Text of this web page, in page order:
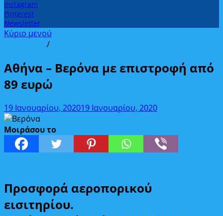
Instagram
Pinterest
Newsletter
Κύριο μενού
/
Αθήνα – Βερόνα με επιστροφή από
89 ευρώ
19 Ιανουαρίου, 202019 Ιανουαρίου, 2020
Μοιράσου το
Προσφορά αεροπορικού
εισιτηρίου.